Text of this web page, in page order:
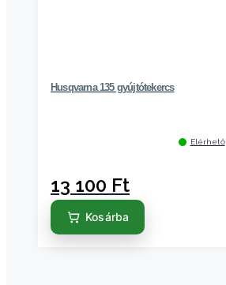
Husqvarna 135 gyújtótekercs
Elérhető
13 100 Ft
Kosárba